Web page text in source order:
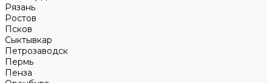
Рязань
Ростов
Псков
Сыктывкар
Петрозаводск
Пермь
Пенза